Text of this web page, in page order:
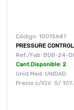
Código: 10015647
PRESSURE CONTROL
Ref./Fab: BOB-24-
Cant.Disponible: 2
Unid.Med: UNIDAD
Precio c/IGV: S/